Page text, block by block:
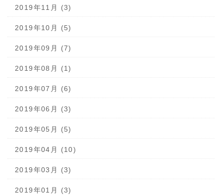
2019年11月 (3)
2019年10月 (5)
2019年09月 (7)
2019年08月 (1)
2019年07月 (6)
2019年06月 (3)
2019年05月 (5)
2019年04月 (10)
2019年03月 (3)
2019年01月 (3)